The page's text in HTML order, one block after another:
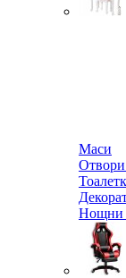
Маси
Нощни